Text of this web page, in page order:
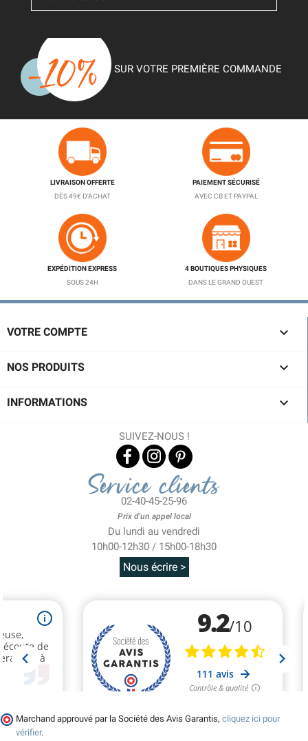
SUR VOTRE PREMIÈRE COMMANDE
LIVRAISON OFFERTE
DÈS 49€ D'ACHAT
PAIEMENT SÉCURISÉ
AVEC CB ET PAYPAL
EXPÉDITION EXPRESS
SOUS 24H
4 BOUTIQUES PHYSIQUES
DANS LE GRAND OUEST
VOTRE COMPTE 
NOS PRODUITS 
INFORMATIONS 
SUIVEZ-NOUS !
Service clients
02-40-45-25-96
Prix d'un appel local
Du lundi au vendredi
10h00-12h30 / 15h00-18h30
Nous écrire >
Marchand approuvé par la Société des Avis Garantis, cliquez ici pour
vérifier.